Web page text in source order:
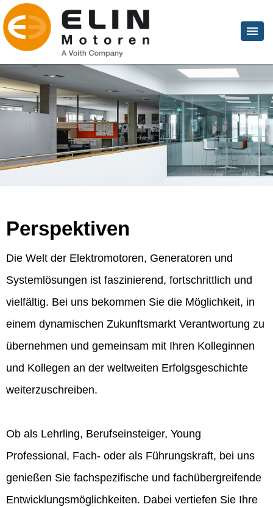
Perspektiven
Die Welt der Elektromotoren, Generatoren und
Systemlösungen ist faszinierend, fortschrittlich und
vielfältig. Bei uns bekommen Sie die Möglichkeit, in
einem dynamischen Zukunftsmarkt Verantwortung zu
übernehmen und gemeinsam mit Ihren Kolleginnen
und Kollegen an der weltweiten Erfolgsgeschichte
weiterzuschreiben.
Ob als Lehrling, Berufseinsteiger, Young
Professional, Fach- oder als Führungskraft, bei uns
genießen Sie fachspezifische und fachübergreifende
Entwicklungsmöglichkeiten. Dabei vertiefen Sie Ihre